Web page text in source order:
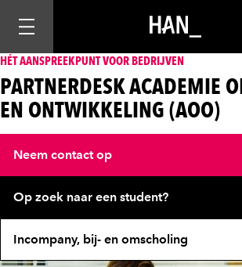
Mobiele navigatie openen
HÉT AANSPREEKPUNT VOOR BEDRIJVEN
PARTNERDESK ACADEMIE
EN ONTWIKKELING (AOO)
Neem contact op
Op zoek naar een student?
Incompany, bij- en omscholing